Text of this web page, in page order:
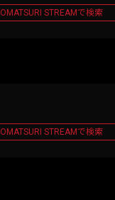
OMATSURI STREAMで検索
OMATSURI STREAMで検索